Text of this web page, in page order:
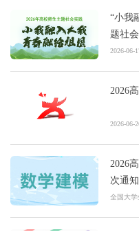
“小我
题社
2026-06-
2026
2026-06-
2026
次通知
全国大